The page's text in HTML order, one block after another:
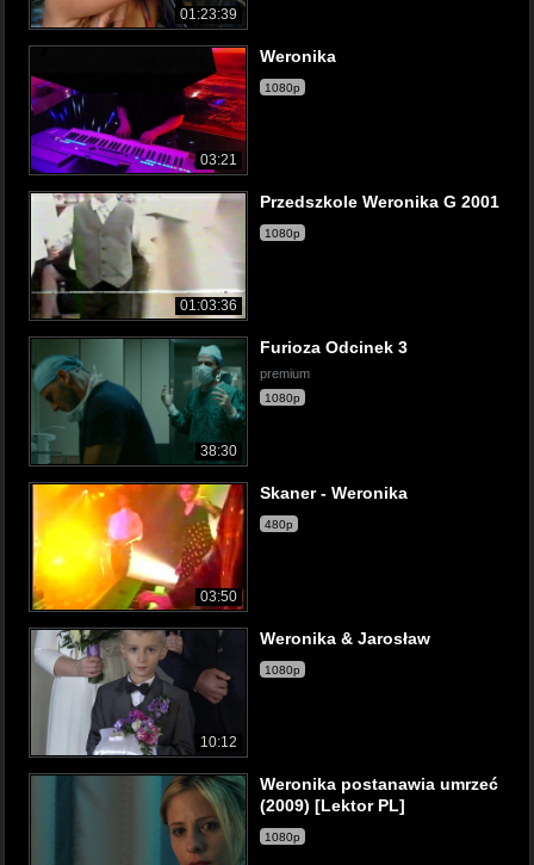
01:23:39
03:21
Weronika
1080p
01:03:36
Przedszkole Weronika G 2001
1080p
38:30
Furioza Odcinek 3
premium
1080p
03:50
Skaner - Weronika
480p
10:12
Weronika & Jarosław
1080p
Weronika postanawia umrzeć
(2009) [Lektor PL]
1080p